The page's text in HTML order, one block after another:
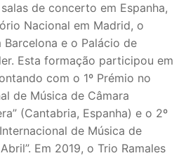
de concerto em Espanha,
Nacional em Madrid, o
Barcelona e o Palácio de
Esta formação participou em
com o 1º Prémio no
de Música de Câmara
(Cantabria, Espanha) e o 2º
de Música de
Em 2019, o Trio Ramales